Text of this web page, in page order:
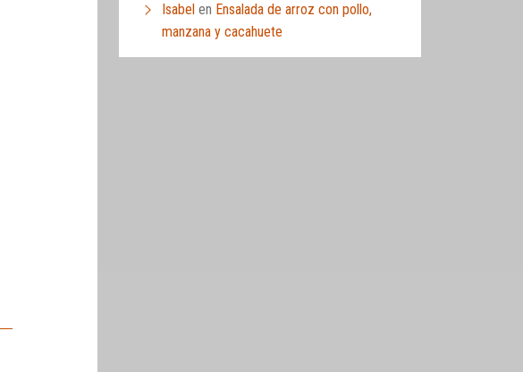
Isabel en Ensalada de arroz con pollo,
manzana y cacahuete